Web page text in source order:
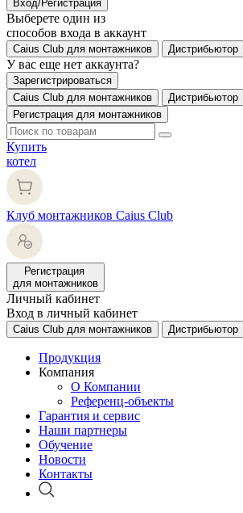
Вход/Регистрация
Выберете один из
способов входа в аккаунт
Caius Club для монтажников Дистрибьютор
У вас еще нет аккаунта?
Зарегистрироваться
Caius Club для монтажников
Дистрибьютор
Регистрация для монтажников
Купить
котел
Клуб монтажников Caius Club
Регистрация
для монтажников
Личный кабинет
Вход в личный кабинет
Caius Club для монтажников Дистрибьютор
Продукция
Компания
О Компании
Референц-объекты
Гарантия и сервис
Наши партнеры
Обучение
Новости
Контакты